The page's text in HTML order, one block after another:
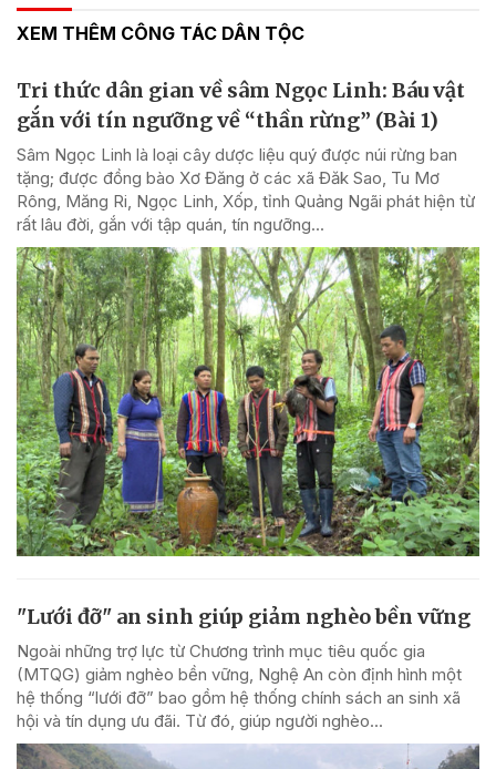
XEM THÊM CÔNG TÁC DÂN TỘC
Tri thức dân gian về sâm Ngọc Linh: Báu vật
gắn với tín ngưỡng về “thần rừng” (Bài 1)
Sâm Ngọc Linh là loại cây dược liệu quý được núi rừng ban
tặng; được đồng bào Xơ Đăng ở các xã Đăk Sao, Tu Mơ
Rông, Măng Ri, Ngọc Linh, Xốp, tỉnh Quảng Ngãi phát hiện từ
rất lâu đời, gắn với tập quán, tín ngưỡng...
"Lưới đỡ" an sinh giúp giảm nghèo bền vững
Ngoài những trợ lực từ Chương trình mục tiêu quốc gia
(MTQG) giảm nghèo bền vững, Nghệ An còn định hình một
hệ thống “lưới đỡ” bao gồm hệ thống chính sách an sinh xã
hội và tín dụng ưu đãi. Từ đó, giúp người nghèo...